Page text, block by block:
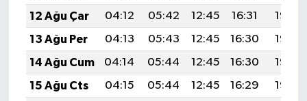
12 Ağu Çar
04:12 05:42 12:45 16:31
19:38
13 Ağu Per
04:13 05:43 12:45 16:30
19:37
14 Ağu Cum
04:14 05:44 12:45 16:30
19:36
15 Ağu Cts
04:15 05:44 12:45 16:29
19:35